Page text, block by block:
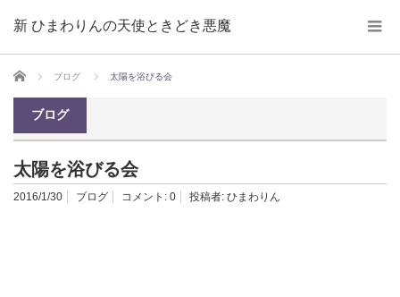
新 ひまわりんの天使ときどき悪魔
ホーム ブログ 太陽を浴びる会
ブログ
太陽を浴びる会
2016/1/30 ブログ コメント: 0 投稿者: ひまわりん